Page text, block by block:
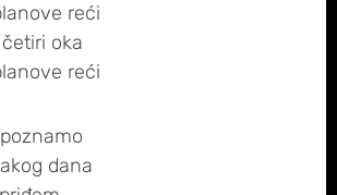
reći
oka
reći
dana